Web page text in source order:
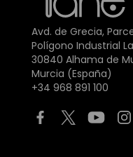
Avd. de Grecia,
Polígono Industrial
30840 Alhama de
Murcia (España)
+34 968 891 100